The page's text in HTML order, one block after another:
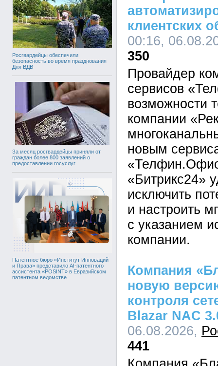
Росгвардейцы обеспечили
безопасность во время празднования
Дня ВДВ
За месяц росгвардейцы приняли от
граждан более 800 заявлений о
предоставлении госуслуг
Патентное бюро «Институт Инноваций
и Права» представило AI-патентного
ассистента «POSINT» в Евразийском
патентном ведомстве
клиентских
00:16,
350
Провайдер
сервисов
возможности
компании
новым
«Битрикс24»
исключить
и настроить
с указанием
компании.
Компания
новую
контроля
Blazar NAC
06.08.2026,
441